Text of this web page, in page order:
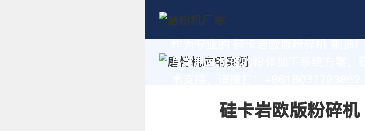
身定制高价值的粉体加工系统方案。
硅卡岩欧版粉碎